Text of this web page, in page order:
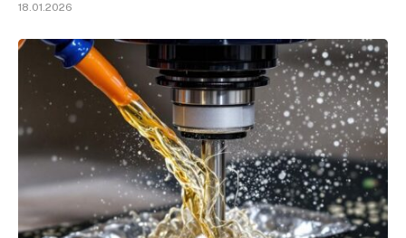
18.01.2026